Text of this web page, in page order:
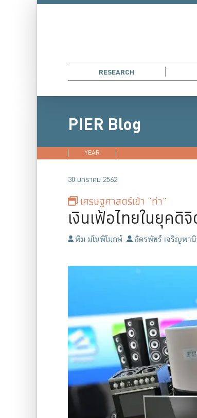
RESEARCH
PIER Blog
YEAR
30 มกราคม 2562
เศรษฐศาสตร์เข้า “ท่า”
เงินเฟ้อไทยในยุคดิ
พิม มโนพิโมกษ์ อัครพัชร์ เจริญพา